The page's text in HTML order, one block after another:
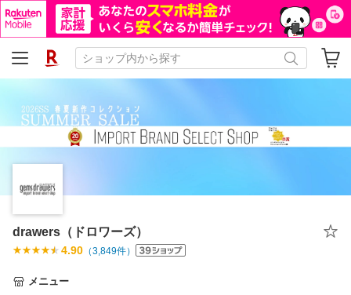
drawers（ドロワーズ）
4.90 （3,849件）
メニュー